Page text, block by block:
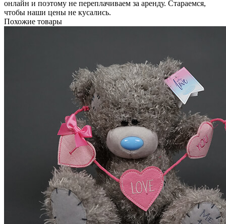
онлайн и поэтому не переплачиваем за аренду. Стараемся,
чтобы наши цены не кусались.
Похожие товары